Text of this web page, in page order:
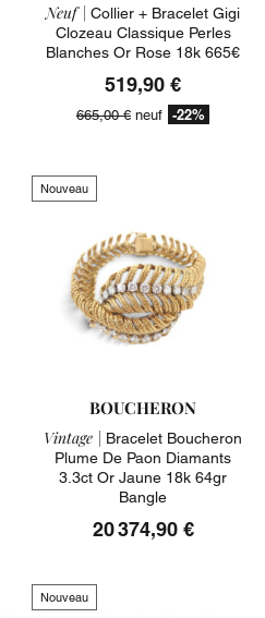
Neuf | Collier + Bracelet Gigi
Clozeau Classique Perles
Blanches Or Rose 18k 665€
519,90 €
665,00 € neuf -22%
Nouveau
BOUCHERON
Vintage | Bracelet Boucheron
Plume De Paon Diamants
3.3ct Or Jaune 18k 64gr
Bangle
20 374,90 €
Nouveau